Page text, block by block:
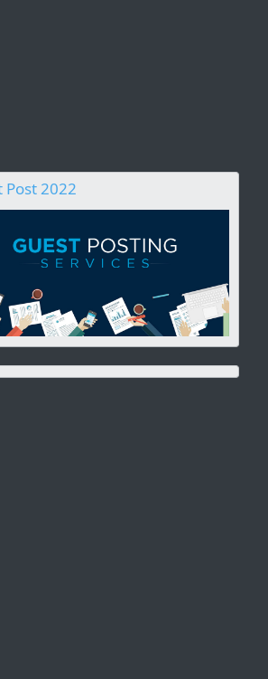
Post 2022